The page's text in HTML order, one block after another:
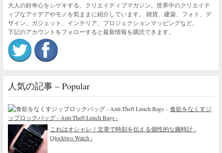
大人の好奇心をシゲキする、クリエイティブマガジン。世界中のクリエイテ
ィブなアイデアやモノを気ままに紹介しています。 雑貨、建築、フォト、デ
ザイン、ガジェット、インテリア、プロジェクションマッピングなど。
下記のアカウントをフォローすると最新情報を購読できます。
人気の記事 – Popular
食欲をなくすジ
ップロックバッグ - Anti-Theft Lunch Bags -
これはオシャレ！文章で時刻を伝える個性的な腕時計 -
Qlocktwo Watch -